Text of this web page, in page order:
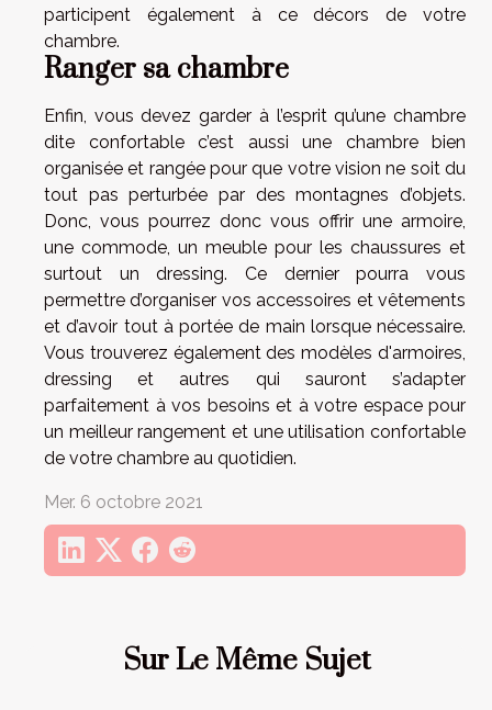
Sur Le Même Sujet
participent également à ce décors de votre
chambre.
Ranger sa chambre
Enfin, vous devez garder à l’esprit qu’une chambre
dite confortable c’est aussi une chambre bien
organisée et rangée pour que votre vision ne soit du
tout pas perturbée par des montagnes d’objets.
Donc, vous pourrez donc vous offrir une armoire,
une commode, un meuble pour les chaussures et
surtout un dressing. Ce dernier pourra vous
permettre d’organiser vos accessoires et vêtements
et d’avoir tout à portée de main lorsque nécessaire.
Vous trouverez également des modèles d'armoires,
dressing et autres qui sauront s’adapter
parfaitement à vos besoins et à votre espace pour
un meilleur rangement et une utilisation confortable
de votre chambre au quotidien.
Mer. 6 octobre 2021